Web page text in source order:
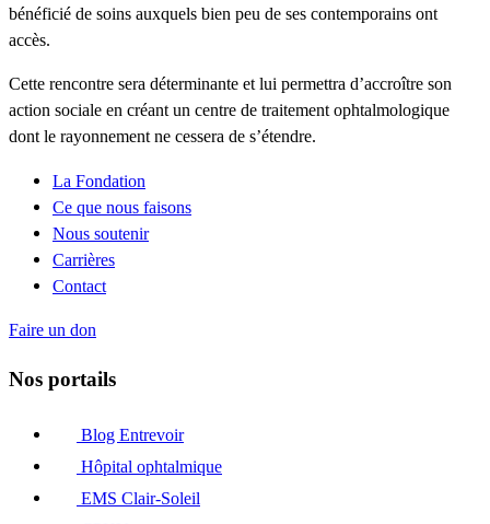
bénéficié de soins auxquels bien peu de ses contemporains ont
accès.
Cette rencontre sera déterminante et lui permettra d’accroître son
action sociale en créant un centre de traitement ophtalmologique
dont le rayonnement ne cessera de s’étendre.
La Fondation
Ce que nous faisons
Nous soutenir
Carrières
Contact
Faire un don
Nos portails
Blog Entrevoir
Hôpital ophtalmique
EMS Clair-Soleil